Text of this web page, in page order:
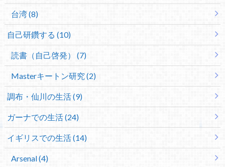
台湾 (8)
自己研鑽する (10)
読書（自己啓発） (7)
Masterキートン研究 (2)
調布・仙川の生活 (9)
ガーナでの生活 (24)
イギリスでの生活 (14)
Arsenal (4)